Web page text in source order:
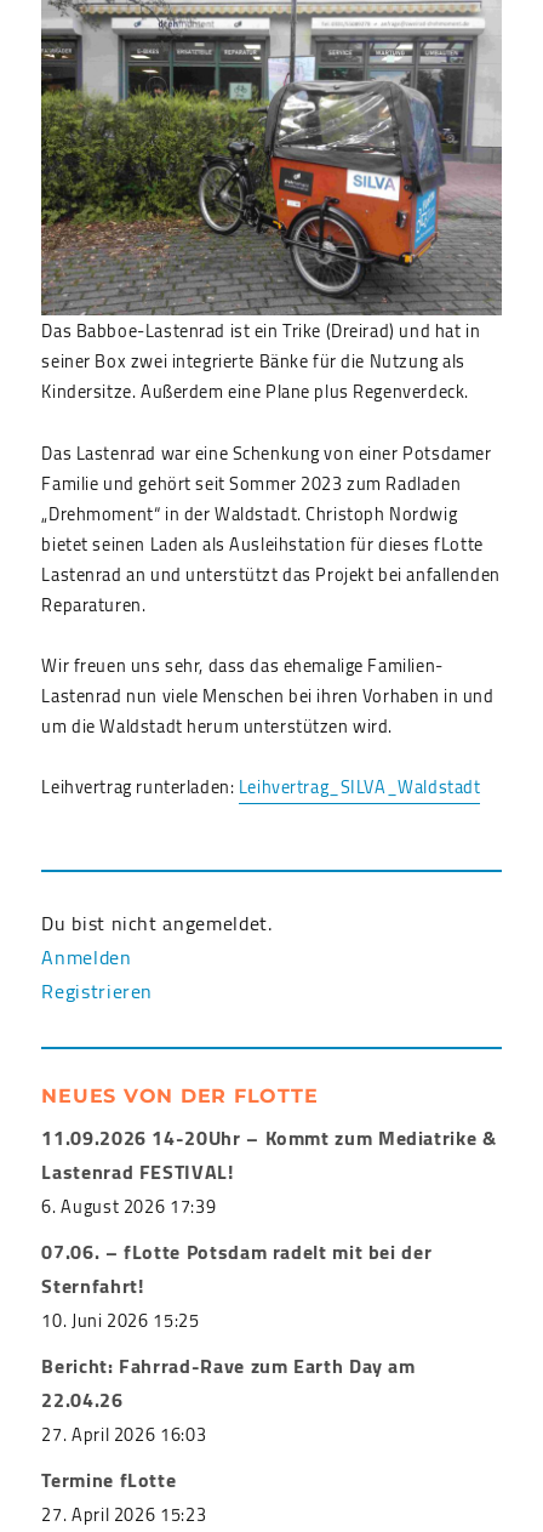
Das Babboe-Lastenrad ist ein Trike (Dreirad) und hat in
seiner Box zwei integrierte Bänke für die Nutzung als
Kindersitze. Außerdem eine Plane plus Regenverdeck.
Das Lastenrad war eine Schenkung von einer Potsdamer
Familie und gehört seit Sommer 2023 zum Radladen
„Drehmoment“ in der Waldstadt.Christoph Nordwig
bietet seinen Laden als Ausleihstation für dieses fLotte
Lastenrad an und unterstützt das Projekt bei anfallenden
Reparaturen.
Wir freuen uns sehr, dass das ehemalige Familien-
Lastenrad nun viele Menschen bei ihren Vorhaben in und
um die Waldstadt herum unterstützen wird.
Leihvertrag runterladen:Leihvertrag_SILVA_Waldstadt
Du bist nicht angemeldet.
Anmelden
Registrieren
NEUES VON DER FLOTTE
11.09.2026 14-20Uhr – Kommt zum Mediatrike &
Lastenrad FESTIVAL!
6. August 2026 17:39
07.06. – fLotte Potsdam radelt mit bei der
Sternfahrt!
10. Juni 2026 15:25
Bericht: Fahrrad-Rave zum Earth Day am
22.04.26
27. April 2026 16:03
Termine fLotte
27. April 2026 15:23